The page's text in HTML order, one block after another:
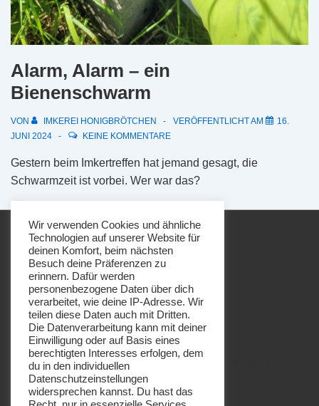
Alarm, Alarm – ein
Bienenschwarm
VON IMKEREI HONIGBRÖTCHEN VERÖFFENTLICHT AM
16.
JUNI 2024
KEINE KOMMENTARE
Gestern beim Imkertreffen hat jemand gesagt, die
Schwarmzeit ist vorbei. Wer war das?
Footer-
Menü
Impressum Datenschutz
Copyright © 2026 Imkerei Honigbrötchen
Responsive-Theme
Wir verwenden Cookies und ähnliche
Technologien auf unserer Website für
deinen Komfort, beim nächsten
Besuch deine Präferenzen zu
erinnern. Dafür werden
personenbezogene Daten über dich
verarbeitet, wie deine IP-Adresse. Wir
teilen diese Daten auch mit Dritten.
Die Datenverarbeitung kann mit deiner
Einwilligung oder auf Basis eines
berechtigten Interesses erfolgen, dem
du in den individuellen
Datenschutzeinstellungen
widersprechen kannst. Du hast das